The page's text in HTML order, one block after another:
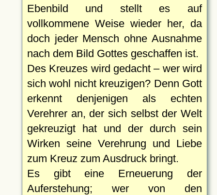
Ebenbild und stellt es auf
vollkommene Weise wieder her, da
doch jeder Mensch ohne Ausnahme
nach dem Bild Gottes geschaffen ist.
Des Kreuzes wird gedacht – wer wird
sich wohl nicht kreuzigen? Denn Gott
erkennt denjenigen als echten
Verehrer an, der sich selbst der Welt
gekreuzigt hat und der durch sein
Wirken seine Verehrung und Liebe
zum Kreuz zum Ausdruck bringt.
Es gibt eine Erneuerung der
Auferstehung; wer von den